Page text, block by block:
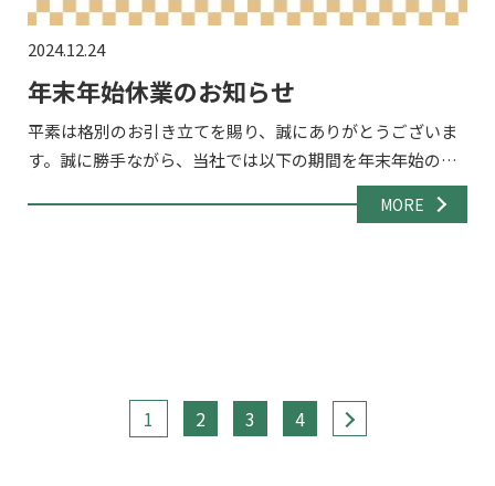
2024.12.24
年末年始休業のお知らせ
平素は格別のお引き立てを賜り、誠にありがとうございま
す。誠に勝手ながら、当社では以下の期間を年末年始の休
業期間とさせていただきます。 休業期間2024年12月28日
（土）～2024年1月5日（日） 休業期間中のお問い合わ […]
MORE
1 2 3 4 >